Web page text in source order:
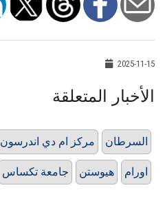
2025-11-15
الأخبار المتعلقة
مركز ام دي اندرسون السرطان
جامعة تكساس هيوستن اورام